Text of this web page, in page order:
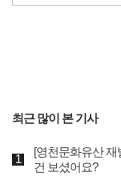
최근 많이 본 기사
[영천문화유산
건 보셨어요?